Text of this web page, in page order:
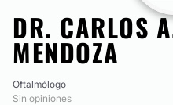
DR. CARLOS
MENDOZA
Oftalmólogo
Sin opiniones